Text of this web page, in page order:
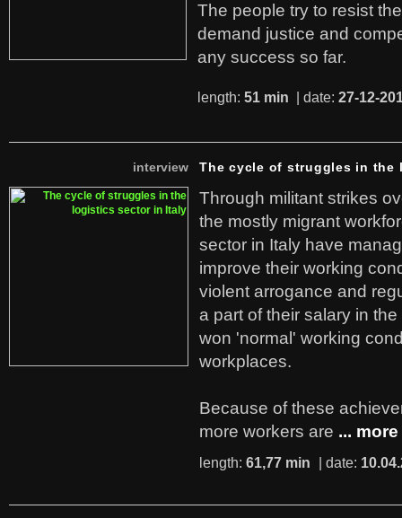
The people try to resist
demand justice and
any success so far.
length: 51 min | date: 27-12-
interview The cycle of struggles in
Through militant strikes
the mostly migrant
sector in Italy have
improve their working
violent arrogance and
a part of their salary in
won 'normal' working
workplaces.
Because of these
more workers are ... more
length: 61,77 min | date: